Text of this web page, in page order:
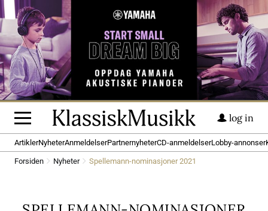
log in
ArtiklerNyheterAnmeldelserPartnernyheterCD-anmeldelserLobby-annonser
Forsiden Nyheter Spellemann-nominasjoner 2021